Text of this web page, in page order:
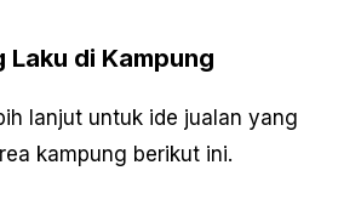
Laku di Kampung
lanjut untuk ide jualan yang
kampung berikut ini.